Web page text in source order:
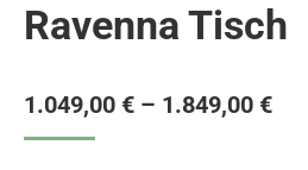
Ravenna Tisch
1.049,00 € – 1.849,00 €